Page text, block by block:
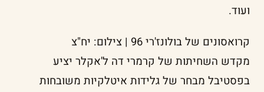
ועוד.
קרואסונים של בולונז'רי 96 | צילום: יח"צ
מקדש השחיתות של קרמרי דה ל'אקלר יציע
בפסטיבל מבחר של גלידות איטלקיות משובחות